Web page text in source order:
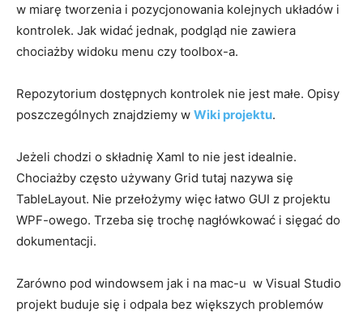
w miarę tworzenia i pozycjonowania kolejnych układów i
kontrolek. Jak widać jednak, podgląd nie zawiera
chociażby widoku menu czy toolbox-a.
Repozytorium dostępnych kontrolek nie jest małe. Opisy
poszczególnych znajdziemy w Wiki projektu.
Jeżeli chodzi o składnię Xaml to nie jest idealnie.
Chociażby często używany Grid tutaj nazywa się
TableLayout. Nie przełożymy więc łatwo GUI z projektu
WPF-owego. Trzeba się trochę nagłówkować i sięgać do
dokumentacji.
Zarówno pod windowsem jak i na mac-u w Visual Studio
projekt buduje się i odpala bez większych problemów